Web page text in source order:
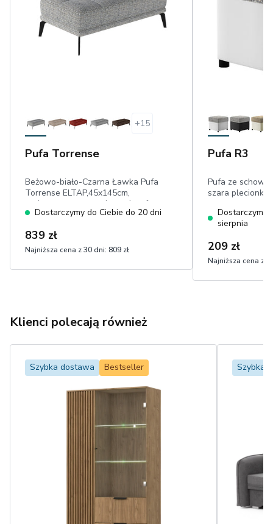
+15
Pufa Torrense
Beżowo-biało-Czarna Ławka Pufa
Torrense ELTAP,45x145cm,
tapicerowana,prostokątna komfortowe
siedzisko, przeszycia i pikowania,
wyrazistym splocie
Dostarczymy do Ciebie do 20 dni
839 zł
Najniższa cena z 30 dni: 809 zł
Pufa R3
Pufa ze
szara
Dostarczymy
sierpnia
209 zł
Najniższa cena z
Klienci polecają również
Szybka dostawa Bestseller Szybka